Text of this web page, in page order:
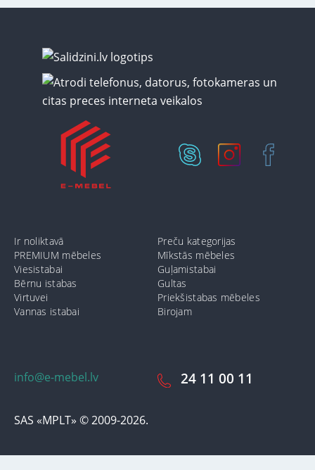
info@e-mebel.lv
SAS «MPLT» © 2009-2026.
24 11 00 11
Ir noliktavā
Preču kategorijas
PREMIUM mēbeles
Mīkstās mēbeles
Viesistabai
Guļamistabai
Bērnu istabas
Gultas
Virtuvei
Priekšistabas mēbeles
Vannas istabai
Birojam